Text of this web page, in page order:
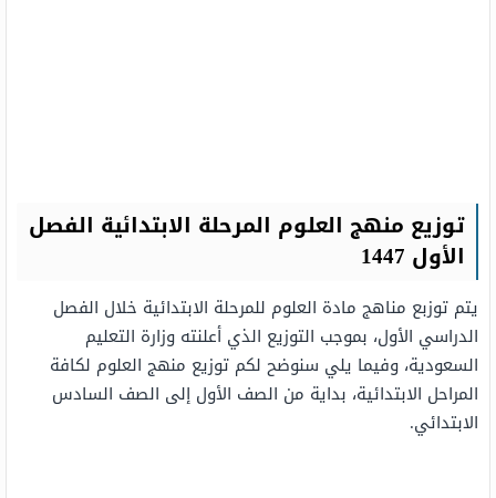
توزيع منهج العلوم المرحلة الابتدائية الفصل
الأول 1447
يتم توزبع مناهج مادة العلوم للمرحلة الابتدائية خلال الفصل
الدراسي الأول، بموجب التوزيع الذي أعلنته وزارة التعليم
السعودية، وفيما يلي سنوضح لكم توزيع منهج العلوم لكافة
المراحل الابتدائية، بداية من الصف الأول إلى الصف السادس
الابتدائي.